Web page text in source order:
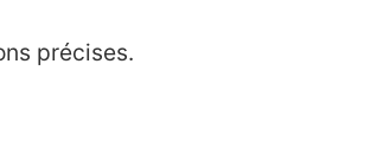
précises.